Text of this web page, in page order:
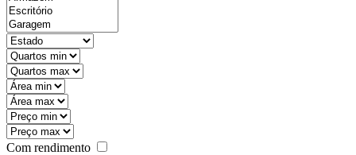
Com rendimento